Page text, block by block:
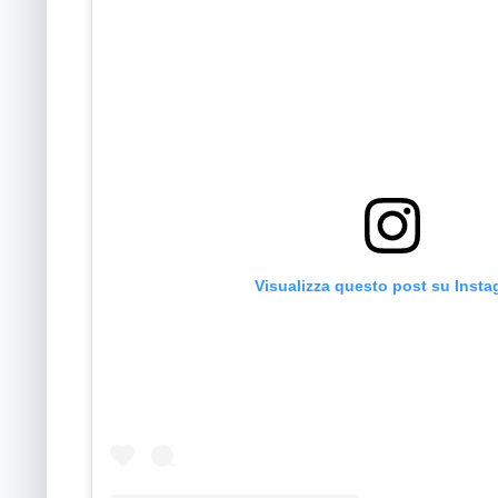
Visualizza questo post su